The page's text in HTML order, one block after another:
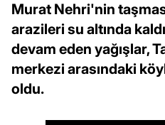
Murat Nehri'nin
arazileri su altında
devam eden yağışlar,
merkezi arasındaki
oldu.